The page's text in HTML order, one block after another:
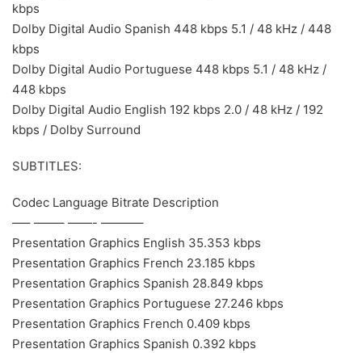
kbps
Dolby Digital Audio Spanish 448 kbps 5.1 / 48 kHz / 448
kbps
Dolby Digital Audio Portuguese 448 kbps 5.1 / 48 kHz /
448 kbps
Dolby Digital Audio English 192 kbps 2.0 / 48 kHz / 192
kbps / Dolby Surround
SUBTITLES:
Codec Language Bitrate Description
—– ——– ——- ———–
Presentation Graphics English 35.353 kbps
Presentation Graphics French 23.185 kbps
Presentation Graphics Spanish 28.849 kbps
Presentation Graphics Portuguese 27.246 kbps
Presentation Graphics French 0.409 kbps
Presentation Graphics Spanish 0.392 kbps